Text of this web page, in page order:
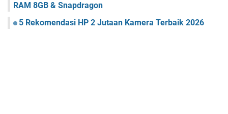
RAM 8GB & Snapdragon
5 Rekomendasi HP 2 Jutaan Kamera Terbaik 2026